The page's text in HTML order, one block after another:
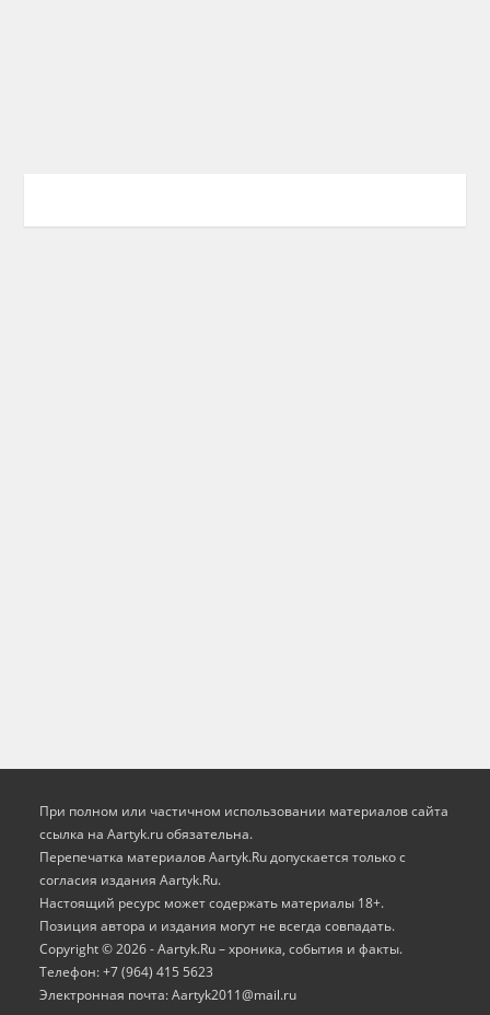
При полном или частичном использовании материалов сайта
ссылка на Aartyk.ru oбязательна.
Перепечатка материалов Aartyk.Ru допускается только с
согласия издания Aartyk.Ru.
Настоящий ресурс может содержать материалы 18+.
Позиция автора и издания могут не всегда совпадать.
Copyright © 2026 - Aartyk.Ru – хроника, события и факты.
Телефон: +7 (964) 415 5623
Электронная почта: Aartyk2011@mail.ru